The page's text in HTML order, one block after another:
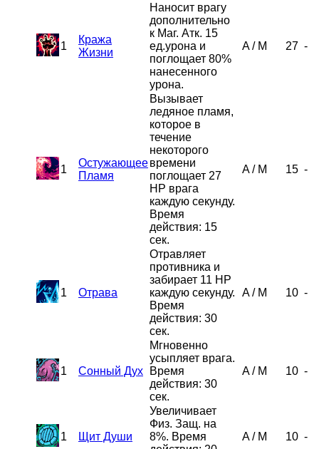
1
Кража
Жизни
Наносит врагу
дополнительно
к Маг. Атк. 15
ед.урона и
поглощает 80%
нанесенного
урона.
A/ M 27 -
1
Остужающее
Пламя
Вызывает
ледяное пламя,
которое в
течение
некоторого
времени
поглощает 27
HP врага
каждую секунду.
Время
действия: 15
сек.
A/ M 15 -
1 Отрава
Отравляет
противника и
забирает 11 HP
каждую секунду.
Время
действия: 30
сек.
A/ M 10 -
1 Сонный Дух
Мгновенно
усыпляет врага.
Время
действия: 30
сек.
A/ M 10 -
1 Щит Души
Увеличивает
Физ. Защ. на
8%. Время
A/ M 10 -